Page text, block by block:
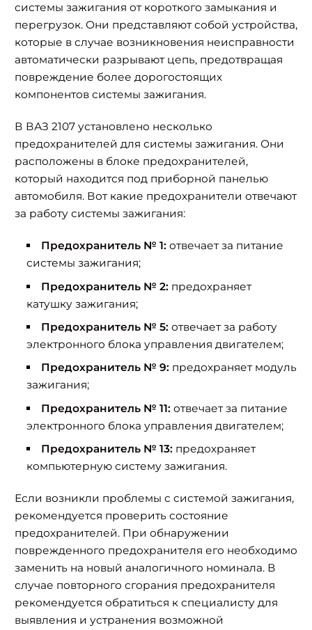
системы зажигания от короткого замыкания и
перегрузок. Они представляют собой устройства,
которые в случае возникновения неисправности
автоматически разрывают цепь, предотвращая
повреждение более дорогостоящих
компонентов системы зажигания.
В ВАЗ 2107 установлено несколько
предохранителей для системы зажигания. Они
расположены в блоке предохранителей,
который находится под приборной панелью
автомобиля. Вот какие предохранители отвечают
за работу системы зажигания:
Предохранитель № 1: отвечает за питание
системы зажигания;
Предохранитель № 2: предохраняет
катушку зажигания;
Предохранитель № 5: отвечает за работу
электронного блока управления двигателем;
Предохранитель № 9: предохраняет модуль
зажигания;
Предохранитель № 11: отвечает за питание
электронного блока управления двигателем;
Предохранитель № 13: предохраняет
компьютерную систему зажигания.
Если возникли проблемы с системой зажигания,
рекомендуется проверить состояние
предохранителей. При обнаружении
поврежденного предохранителя его необходимо
заменить на новый аналогичного номинала. В
случае повторного сгорания предохранителя
рекомендуется обратиться к специалисту для
выявления и устранения возможной